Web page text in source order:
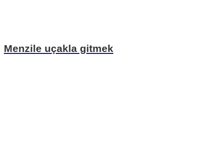
Menzile uçakla gitmek